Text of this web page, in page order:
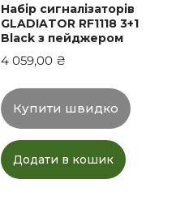
Набір сигналізаторів
GLADIATOR RF1118 3+1
Black з пейджером
4 059,00 ₴
Купити швидко
Додати в кошик